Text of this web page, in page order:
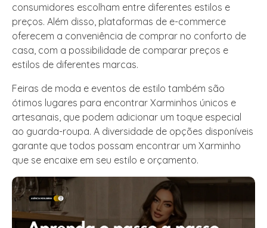
consumidores escolham entre diferentes estilos e
preços. Além disso, plataformas de e-commerce
oferecem a conveniência de comprar no conforto de
casa, com a possibilidade de comparar preços e
estilos de diferentes marcas.
Feiras de moda e eventos de estilo também são
ótimos lugares para encontrar Xarminhos únicos e
artesanais, que podem adicionar um toque especial
ao guarda-roupa. A diversidade de opções disponíveis
garante que todos possam encontrar um Xarminho
que se encaixe em seu estilo e orçamento.